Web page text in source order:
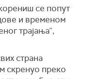
се попут
и временом
трајања”,
страна
скренуо преко